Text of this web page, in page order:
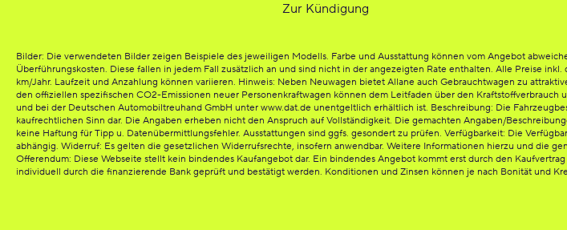
Zur Kündigung
Bilder: Die verwendeten Bilder zeigen Beispiele des jeweiligen Modells. Farbe und Ausstattung können vom Angebot
Überführungskosten. Diese fallen in jedem Fall zusätzlich an und sind nicht in der angezeigten Rate enthalten. Alle Preise
km/Jahr. Laufzeit und Anzahlung können variieren. Hinweis: Neben Neuwagen bietet Allane auch Gebrauchtwagen zu
den offiziellen spezifischen CO2-Emissionen neuer Personenkraftwagen können dem Leitfaden über den
und bei der Deutschen Automobiltreuhand GmbH unter www.dat.de unentgeltlich erhältlich ist. Beschreibung: Die
kaufrechtlichen Sinn dar. Die Angaben erheben nicht den Anspruch auf Vollständigkeit. Die gemachten Angaben/
keine Haftung für Tipp u. Datenübermittlungsfehler. Ausstattungen sind ggfs. gesondert zu prüfen. Verfügbarkeit: Die
abhängig. Widerruf: Es gelten die gesetzlichen Widerrufsrechte, insofern anwendbar. Weitere Informationen hierzu und die
Offerendum: Diese Webseite stellt kein bindendes Kaufangebot dar. Ein bindendes Angebot kommt erst durch den
individuell durch die finanzierende Bank geprüft und bestätigt werden. Konditionen und Zinsen können je nach Bonität und